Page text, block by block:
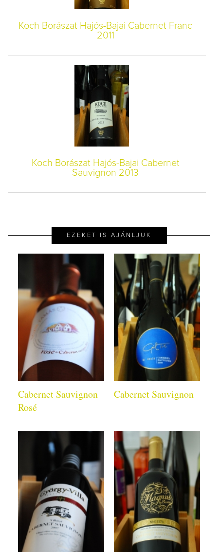
Koch Borászat Hajós-Bajai Cabernet Franc
2011
Koch Borászat Hajós-Bajai Cabernet
Sauvignon 2013
EZEKET IS AJÁNLJUK
Cabernet Sauvignon
Rosé
Cabernet Sauvignon